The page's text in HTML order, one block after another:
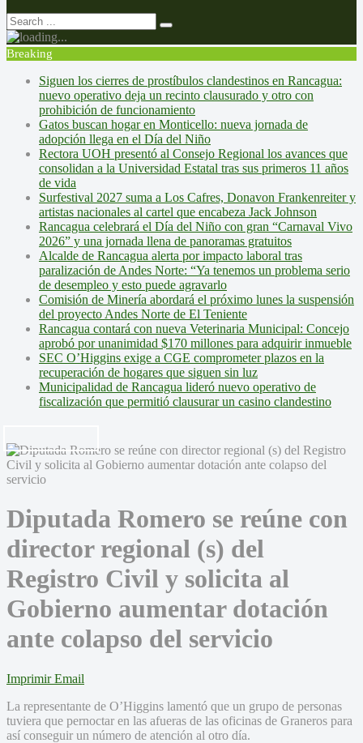
Breaking
Siguen los cierres de prostíbulos clandestinos en Rancagua:
nuevo operativo deja un recinto clausurado y otro con
prohibición de funcionamiento
Gatos buscan hogar en Monticello: nueva jornada de
adopción llega en el Día del Niño
Rectora UOH presentó al Consejo Regional los avances que
consolidan a la Universidad Estatal tras sus primeros 11 años
de vida
Surfestival 2027 suma a Los Cafres, Donavon Frankenreiter y
artistas nacionales al cartel que encabeza Jack Johnson
Rancagua celebrará el Día del Niño con gran “Carnaval Vivo
2026” y una jornada llena de panoramas gratuitos
Alcalde de Rancagua alerta por impacto laboral tras
paralización de Andes Norte: “Ya tenemos un problema serio
de desempleo y esto puede agravarlo
Comisión de Minería abordará el próximo lunes la suspensión
del proyecto Andes Norte de El Teniente
Rancagua contará con nueva Veterinaria Municipal: Concejo
aprobó por unanimidad $170 millones para adquirir inmueble
SEC O’Higgins exige a CGE comprometer plazos en la
recuperación de hogares que siguen sin luz
Municipalidad de Rancagua lideró nuevo operativo de
fiscalización que permitió clausurar un casino clandestino
Diputada Romero se reúne con
director regional (s) del
Registro Civil y solicita al
Gobierno aumentar dotación
ante colapso del servicio
Imprimir Email
La representante de O’Higgins lamentó que un grupo de personas
tuviera que pernoctar en las afueras de las oficinas de Graneros para
así conseguir un número de atención al otro día.